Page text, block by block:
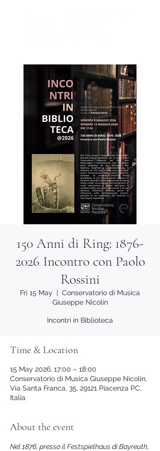
150 Anni di Ring: 1876-
2026 Incontro con Paolo
Rossini
Fri 15 May
  |
Conservatorio di Musica
Giuseppe Nicolin
Incontri in Biblioteca
Time & Location
15 May 2026, 17:00 – 18:00
Conservatorio di Musica Giuseppe Nicolin,
Via Santa Franca, 35, 29121 Piacenza PC,
Italia
About the event
Nel 1876, presso il Festspielhaus di Bayreuth,